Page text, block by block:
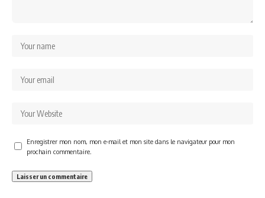
Enregistrer mon nom, mon e-mail et mon site dans le navigateur pour mon
prochain commentaire.